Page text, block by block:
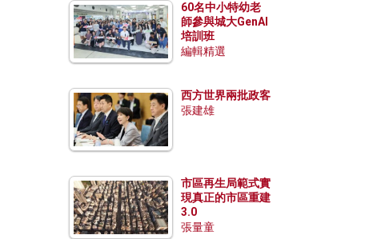
60名中小特幼老
師參與城大GenAI
培訓班
編輯精選
西方世界兩批政客
張建雄
市區再生局範式實
現真正的市區重建
3.0
張量童